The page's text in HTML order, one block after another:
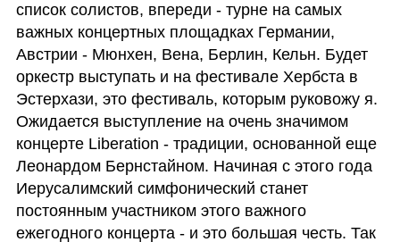
список солистов, впереди - турне на самых
важных концертных площадках Германии,
Австрии - Мюнхен, Вена, Берлин, Кельн. Будет
оркестр выступать и на фестивале Хербста в
Эстерхази, это фестиваль, которым руковожу я.
Ожидается выступление на очень значимом
концерте Liberation - традиции, основанной еще
Леонардом Бернстайном. Начиная с этого года
Иерусалимский симфонический станет
постоянным участником этого важного
ежегодного концерта - и это большая честь. Так